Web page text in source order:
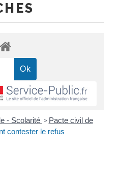
- Scolarité > Pacte civil de
contester le refus